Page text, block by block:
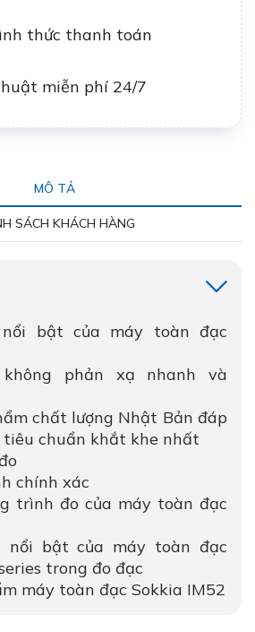
thức thanh toán
miễn phí 24/7
MÔ TẢ
SÁCH KHÁCH HÀNG
bật của máy toàn đạc
không phản xạ nhanh và
chất lượng Nhật Bản đáp
tiêu chuẩn khắt khe nhất
chính xác
trình đo của máy toàn đạc
nổi bật của máy toàn đạc
trong đo đạc
máy toàn đạc Sokkia IM52